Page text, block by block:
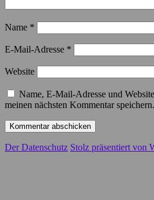
Name *
E-Mail-Adresse *
Website
Name, E-Mail-Adresse und
meinen nächsten Kommentar speichern.
Der Datenschutz Stolz präsentiert von